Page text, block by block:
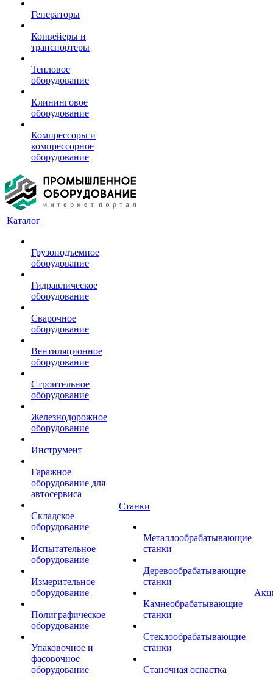
Генераторы
Конвейеры и
транспортеры
Тепловое
оборудование
Клининговое
оборудование
Компрессоры и
компрессорное
оборудование
Каталог
Грузоподъемное
оборудование
Гидравлическое
оборудование
Сварочное
оборудование
Вентиляционное
оборудование
Строительное
оборудование
Железнодорожное
оборудование
Инструмент
Гаражное
оборудование для
автосервиса
Складское
оборудование
Испытательное
оборудование
Измерительное
оборудование
Полиграфическое
оборудование
Упаковочное и
фасовочное
оборудование
Станки
Металлообрабатывающие
станки
Деревообрабатывающие
станки
Камнеобрабатывающие
станки
Стеклообрабатывающие
станки
Станочная оснастка